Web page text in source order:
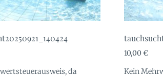
da
10,00 €
Kein